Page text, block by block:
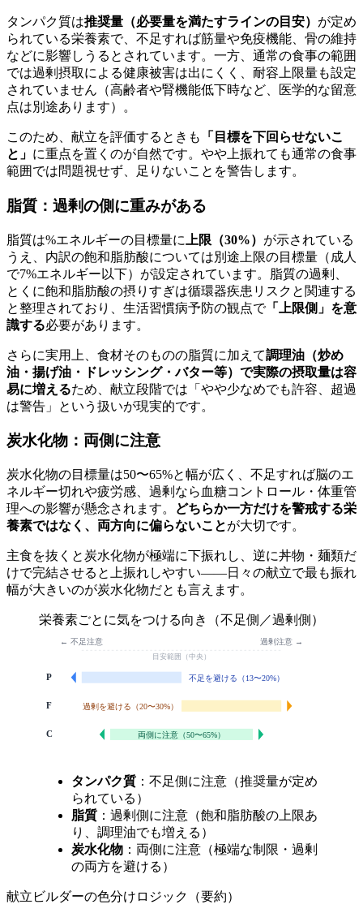
タンパク質は推奨量（必要量を満たすラインの目安） が定め
られている栄養素で、不足すれば筋量や免疫機能、骨の維持
などに影響しうるとされています。一方、通常の食事の範囲
では過剰摂取による健康被害は出にくく、耐容上限量も設定
されていません（高齢者や腎機能低下時など、医学的な留意
点は別途あります）。
このため、献立を評価するときも
「目標を下回らせないこ
と」 に重点を置くのが自然です。やや上振れても通常の食事
範囲では問題視せず、足りないことを警告します。
脂質：過剰の側に重みがある
脂質は%エネルギーの目標量に 上限（30%） が示されている
うえ、内訳の飽和脂肪酸については別途上限の目標量（成人
で7%エネルギー以下）が設定されています。脂質の過剰、
とくに飽和脂肪酸の摂りすぎは循環器疾患リスクと関連する
と整理されており、生活習慣病予防の観点で「上限側」を意
識する必要があります。
さらに実用上、食材そのものの脂質に加えて調理油（炒め
油・揚げ油・ドレッシング・バター等）で実際の摂取量は容
易に増えるため、献立段階では「やや少なめでも許容、超過
は警告」という扱いが現実的です。
炭水化物：両側に注意
炭水化物の目標量は50〜65%と幅が広く、不足すれば脳のエ
ネルギー切れや疲労感、過剰なら血糖コントロール・体重管
理への影響が懸念されます。
どちらか一方だけを警戒する栄
養素ではなく、両方向に偏らないことが大切です。
主食を抜くと炭水化物が極端に下振れし、逆に丼物・麺類だ
けで完結させると上振れしやすい——日々の献立で最も振れ
幅が大きいのが炭水化物だとも言えます。
栄養素ごとに気をつける向き（不足側／過剰側）
← 不足注意 過剰注意 →
目安範囲（中央）
P 不足を避ける（13〜20%）
F 過剰を避ける（20〜30%）
C 両側に注意（50〜65%）
タンパク質 ：不足側に注意（推奨量が定め
られている）
脂質 ：過剰側に注意（飽和脂肪酸の上限あ
り、調理油でも増える）
炭水化物 ：両側に注意（極端な制限・過剰
の両方を避ける）
献立ビルダーの色分けロジック（要約）